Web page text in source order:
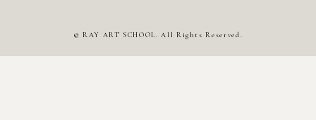
© RAY ART SCHOOL. All Rights Reserved.